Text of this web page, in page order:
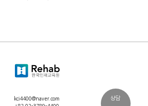
kci4400@naver.com
상담